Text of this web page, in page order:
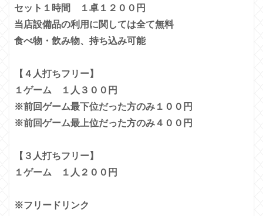
セット１時間 １卓１２００円
当店設備品の利用に関しては全て無料
食べ物・飲み物、持ち込み可能
【４人打ちフリー】
１ゲーム １人３００円
※前回ゲーム最下位だった方のみ１００円
※前回ゲーム最上位だった方のみ４００円
【３人打ちフリー】
１ゲーム １人２００円
※フリードリンク